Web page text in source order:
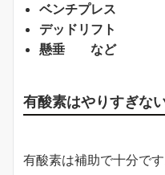
ベンチプレス
デッドリフト
懸垂 など
有酸素はやりすぎな
有酸素は補助で十分で